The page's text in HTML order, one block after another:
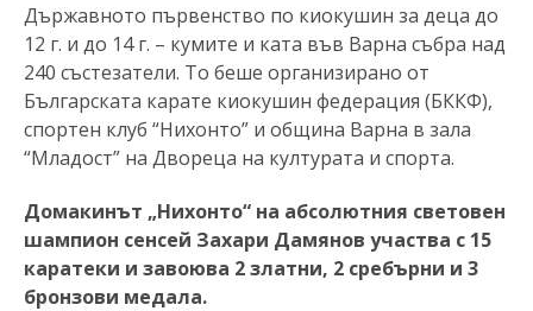
Държавното първенство по киокушин за деца до
12 г. и до 14 г. – кумите и ката във Варна събра над
240 състезатели. То беше организирано от
Българската карате киокушин федерация (БККФ),
спортен клуб “Нихонто” и община Варна в зала
“Младост” на Двореца на културата и спорта.
Домакинът „Нихонто“ на абсолютния световен
шампион сенсей Захари Дамянов участва с 15
каратеки и завоюва 2 златни, 2 сребърни и 3
бронзови медала.